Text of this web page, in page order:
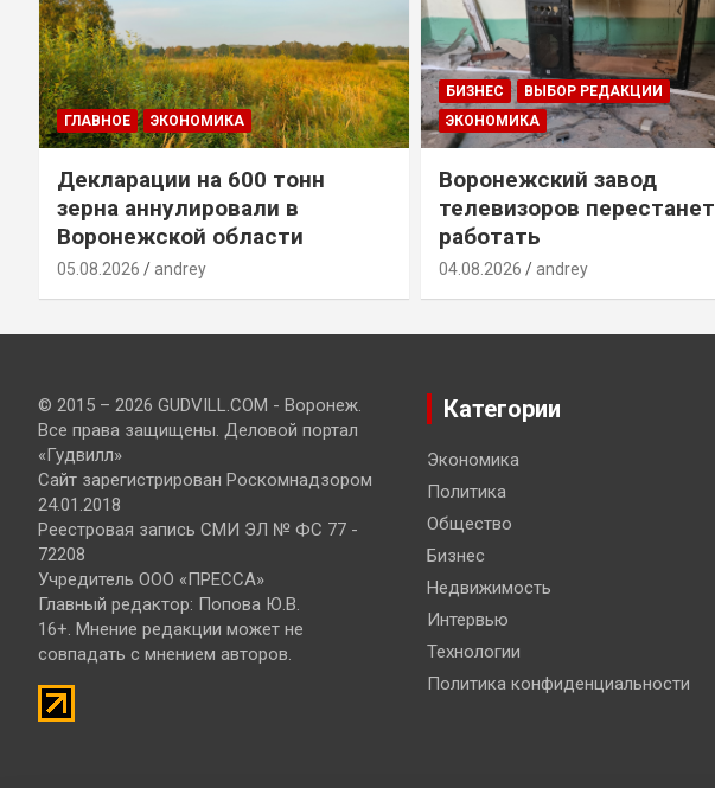
ГЛАВНОЕ ЭКОНОМИКА
Декларации на 600 тонн
зерна аннулировали в
Воронежской области
05.08.2026 andrey
БИЗНЕС
ВЫБОР РЕДАКЦИИ
ЭКОНОМИКА
Воронежский завод
телевизоров перестанет
работать
04.08.2026 andrey
© 2015 – 2026 GUDVILL.COM - Воронеж.
Все права защищены. Деловой портал
«Гудвилл»
Сайт зарегистрирован Роскомнадзором
24.01.2018
Реестровая запись СМИ ЭЛ № ФС 77 -
72208
Учредитель ООО «ПРЕССА»
Главный редактор: Попова Ю.В.
16+. Мнение редакции может не
совпадать с мнением авторов.
Категории
Экономика
Политика
Общество
Бизнес
Недвижимость
Интервью
Технологии
Политика конфиденциальности